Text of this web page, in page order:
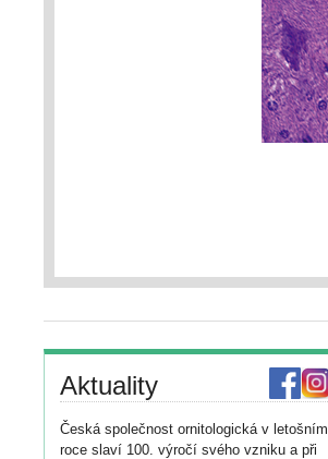
Aktuality
Česká společnost ornitologická v letošním
roce slaví 100. výročí svého vzniku a při